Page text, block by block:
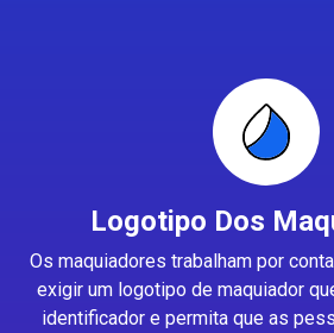
Logotipo Dos
Os maquiadores trabalham por
exigir um logotipo de maquiador
identificador e permita que as